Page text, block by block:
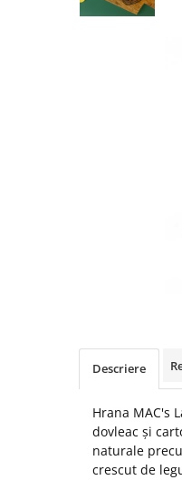
NISIP & ASTERNUT IGIENIC
RECOMPENSE
PASARI EXOTICE
Descriere
Hrana MAC's
dovleac și
naturale
crescut de